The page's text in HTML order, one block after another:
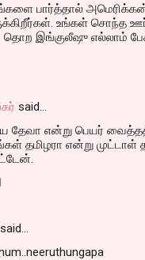
பார்த்தால்
உங்கள் சொந்த ஊர்
தொற இங்குலீஷு எல்லாம்
said…
தேவா என்று பெயர்
தமிழரா என்று
said…